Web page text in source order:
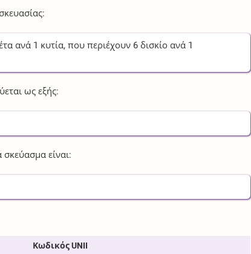
ανά 1 κυτία, που περιέχουν 6 δισκίο ανά 1
ως εξής:
είναι:
Κωδικός UNII